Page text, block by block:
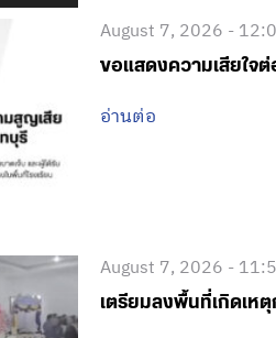
August 7, 2026 -
ขอแสดงความเสียใจ
อ่านต่อ
August 7, 2026 -
เตรียมลงพื้นที่เกิดเห